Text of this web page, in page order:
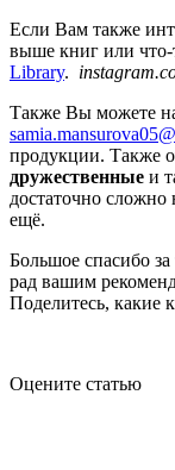
Если Вам также
выше книг или что-
Library.
Также Вы можете
продукции. Также
дружественные и
достаточно
ещё.
Большое спасибо
рад вашим
Поделитесь, какие
Оцените статью